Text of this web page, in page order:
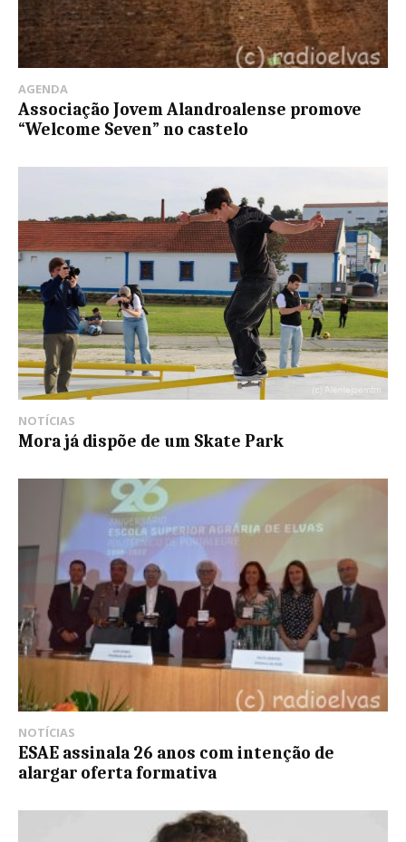
AGENDA
Associação Jovem Alandroalense promove
“Welcome Seven” no castelo
NOTÍCIAS
Mora já dispõe de um Skate Park
NOTÍCIAS
ESAE assinala 26 anos com intenção de
alargar oferta formativa